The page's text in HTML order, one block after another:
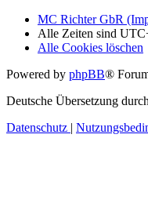
MC Richter GbR
Alle Zeiten sind
Alle Cookies löschen
Powered by phpBB®
Deutsche Übersetzung durch
Datenschutz |